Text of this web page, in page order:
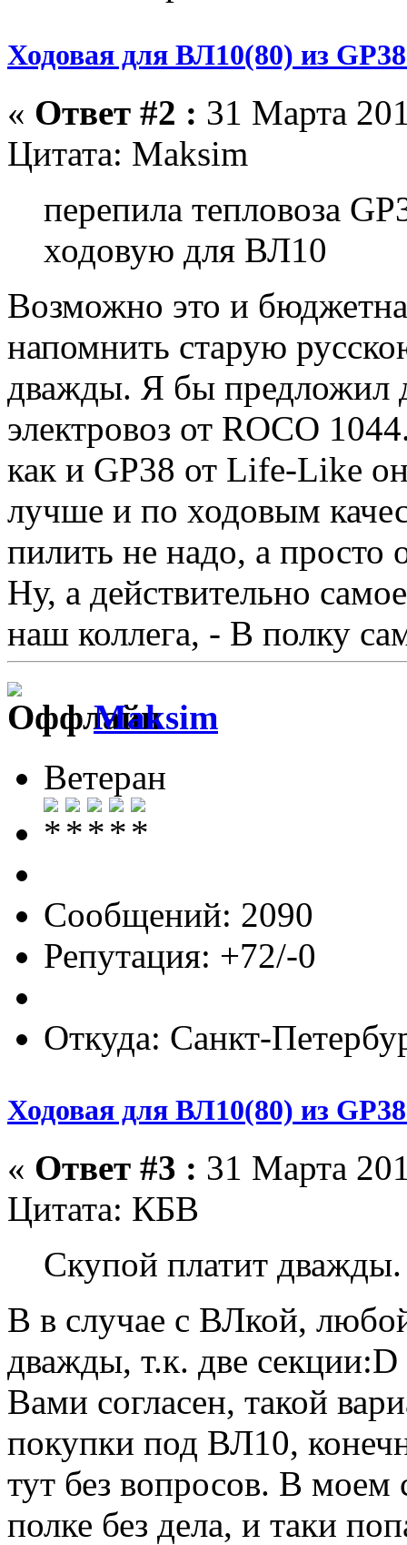
Ходовая для ВЛ10(80) из
« Ответ #2 : 31 Марта
Цитата: Maksim
перепила тепловоза
ходовую для ВЛ10
Возможно это и
напомнить старую
дважды. Я бы предложил
электровоз от ROCO
как и GP38 от Life-Like
лучше и по ходовым
пилить не надо, а просто
Ну, а действительно
наш коллега, - В полку
Maksim
Ветеран
Сообщений: 2090
Репутация: +72/-0
Откуда: Санкт-
Ходовая для ВЛ10(80) из
« Ответ #3 : 31 Марта
Цитата: КБВ
Скупой платит дважды.
В в случае с ВЛкой,
дважды, т.к. две
Вами согласен, такой
покупки под ВЛ10,
тут без вопросов. В моем
полке без дела, и таки